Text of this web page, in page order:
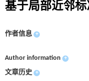
基于局部近邻
作者信息 +
Author information +
文章历史 +